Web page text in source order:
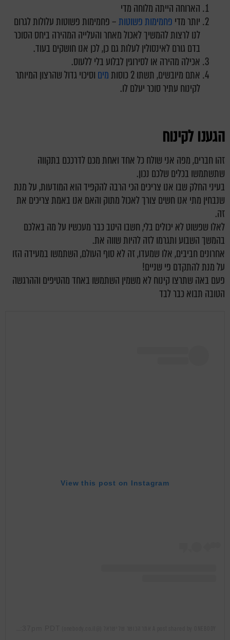
הארוחה הייתה מלוחה מדי
יותר מדי פחמימות פשוטות– פחמימות פשוטות עלולות לגרום
לנו לרצות להמשיך לאכול מאחר והעלייה המהירה ביחס הסוכר
בדם גורם לאינסולין לעלות גם כן, לכן אנו חושקים בעוד.
אכילה מהירה או לסירוגין לבלוע בלי ללעוס.
אתם מיובשים, תשתו 2 כוסות
מים וסיכוי גדול שהרצון המיותר
לקינוח עתיר סוכר יעלם לו.
הגענו לקינוח
זהו חברים, מפה אני שולח כל אחד ואחת מכם לדרככם בתקווה
שתשתמשו בכלים שלכם נכון.
בעיני החלק שבו אנו צריכים הכי הרבה להקפיד הוא המודעות, על מנת
שנבחין מתי אנו חשים צורך לאכול מתוק והאם אנו באמת צריכים את
זה.
לאלו שפשוט לא יכולים בלי, חשבו היטב כבר מעכשיו על מה באלכם
בהמשך השבוע ותגרמו לזה להיות שווה את.
אחרונים חביבים, אלו שמעדו, זה לא סוף העולם, השתמשו במעידה הזו
על מנת להתקדם פי שניים!
פעם באה שתרצו קינוח לא משמין השתמשו באחד מהטיפים וההרגשה
הטובה תבוא כבר לבד
View this post on Instagram